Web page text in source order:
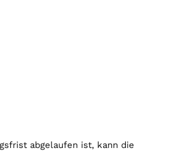
abgelaufen ist, kann die